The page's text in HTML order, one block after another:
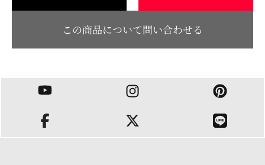
この商品について問い合わせる